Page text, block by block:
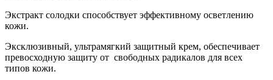
Экстракт солодки способствует эффективному осветлению
кожи.
Эксклюзивный, ультрамягкий защитный крем, обеспечивает
превосходную защиту от свободных радикалов для всех
типов кожи.